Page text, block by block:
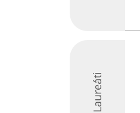
Laureáti